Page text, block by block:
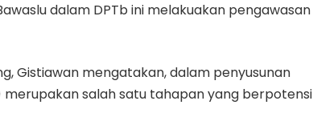
dalam DPTb ini melakuakan pengawasan
Gistiawan mengatakan, dalam penyusunan
salah satu tahapan yang berpotensi